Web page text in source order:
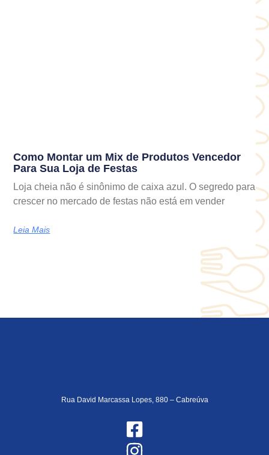
Como Montar um Mix de Produtos Vencedor
Para Sua Loja de Festas
Loja cheia não é sinônimo de caixa azul. O segredo para
crescer no mercado de festas não está em vender
Leia Mais
Rua David Marcassa Lopes, 880 – Cabreúva